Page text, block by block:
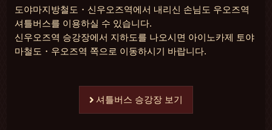
도야마지방철도・신우오즈역에서 내리신 손님도 우오즈역
셔틀버스를 이용하실 수 있습니다.
신우오즈역 승강장에서 지하도를 나오시면 아이노카제 토야
마철도・우오즈역 쪽으로 이동하시기 바랍니다.
셔틀버스 승강장 보기